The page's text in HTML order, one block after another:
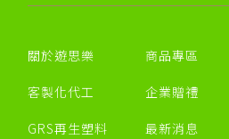
關於遊思樂
客製化代工
GRS再生塑料
商品專區
企業贈禮
最新消息